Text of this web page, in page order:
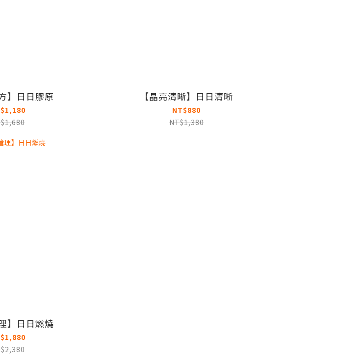
】日日膠原 【晶亮清晰】日日清晰
NT$880
NT$1,380
】日日燃燒